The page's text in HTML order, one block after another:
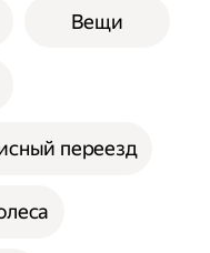
Вещи
переезд